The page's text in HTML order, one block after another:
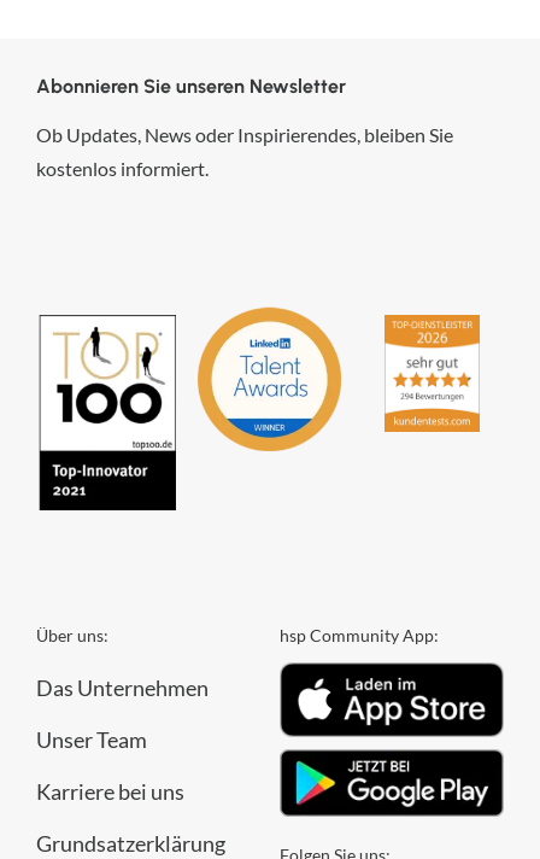
Abonnieren Sie unseren Newsletter
Ob Updates, News oder Inspirierendes, bleiben Sie
kostenlos informiert.
Über uns:
Das Unternehmen
Unser Team
Karriere bei uns
Grundsatzerklärung
hsp Community App: